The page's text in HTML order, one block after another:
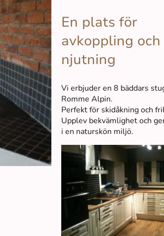
En plats för
avkoppling och
njutning
Vi erbjuder en 8 bäddars
Romme Alpin.
Perfekt för skidåkning och
Upplev bekvämlighet och
i en naturskön miljö.